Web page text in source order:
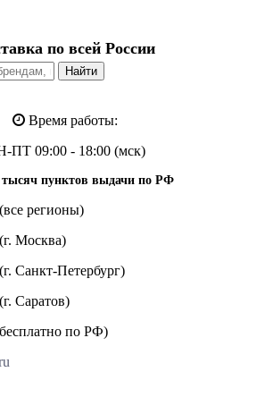
по всей России
Время работы:
ПТ 09:00 - 18:00 (мск)
тысяч пунктов выдачи по РФ
(все регионы)
(г. Москва)
(г. Санкт-Петербург)
(г. Саратов)
по РФ)